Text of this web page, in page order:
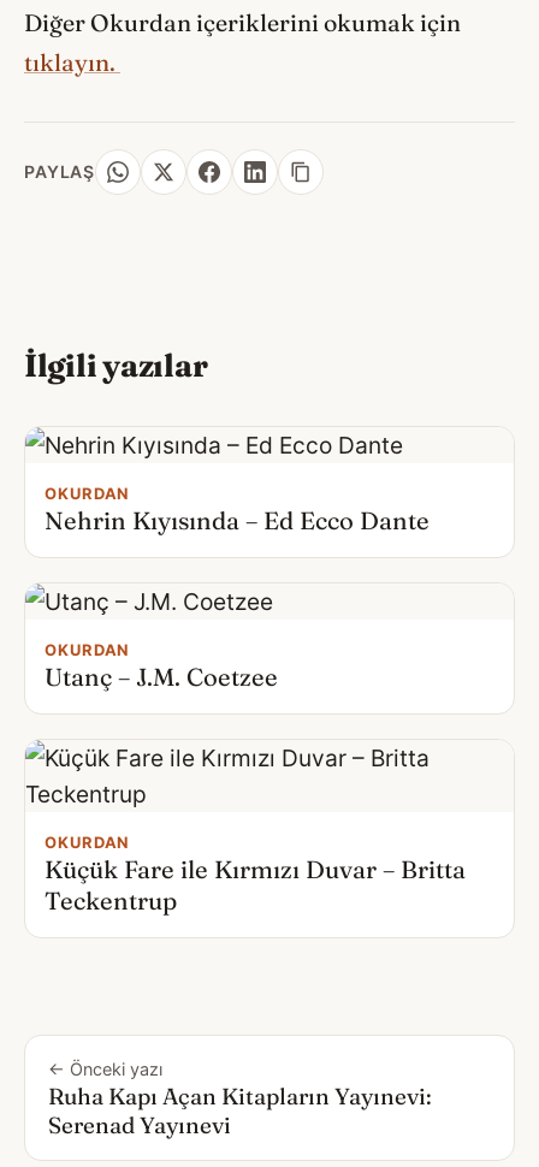
Diğer Okurdan içeriklerini okumak için
tıklayın.
PAYLAŞ
İlgili yazılar
OKURDAN
Nehrin Kıyısında – Ed Ecco Dante
OKURDAN
Utanç – J.M. Coetzee
OKURDAN
Küçük Fare ile Kırmızı Duvar – Britta
Teckentrup
← Önceki yazı
Ruha Kapı Açan Kitapların Yayınevi:
Serenad Yayınevi